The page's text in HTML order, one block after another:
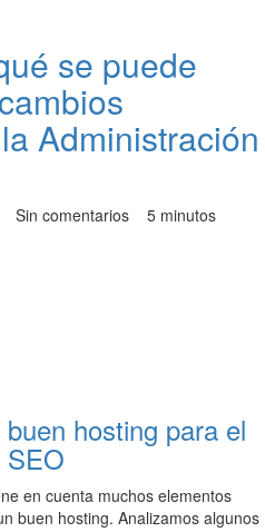
se puede
Administración
Sin comentarios 5 minutos
hosting para el
SEO
en cuenta muchos elementos
buen hosting. Analizamos algunos